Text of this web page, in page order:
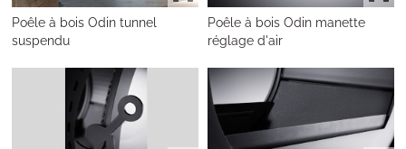
Poêle à bois Odin tunnel
suspendu
Poêle à bois Odin manette
réglage d'air